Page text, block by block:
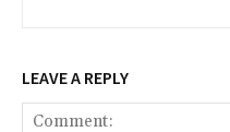
LEAVE A REPLY